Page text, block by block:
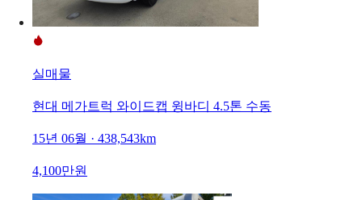
실매물
현대 메가트럭 와이드캡 윙바디 4.5톤 수동
15년 06월 · 438,543km
4,100만원